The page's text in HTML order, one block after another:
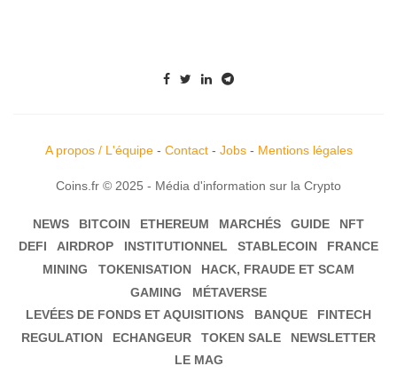
A propos / L'équipe- Contact- Jobs- Mentions légales
Coins.fr © 2025 - Média d'information sur la Crypto
NEWS BITCOIN ETHEREUM MARCHÉS GUIDE
NFT
DEFI
AIRDROP INSTITUTIONNEL STABLECOIN
FRANCE
MINING
TOKENISATION
HACK, FRAUDE ET SCAM
GAMING
MÉTAVERSE
LEVÉES DE FONDS ET AQUISITIONS
BANQUE
FINTECH
REGULATION
ECHANGEUR TOKEN SALE
NEWSLETTER
LE MAG